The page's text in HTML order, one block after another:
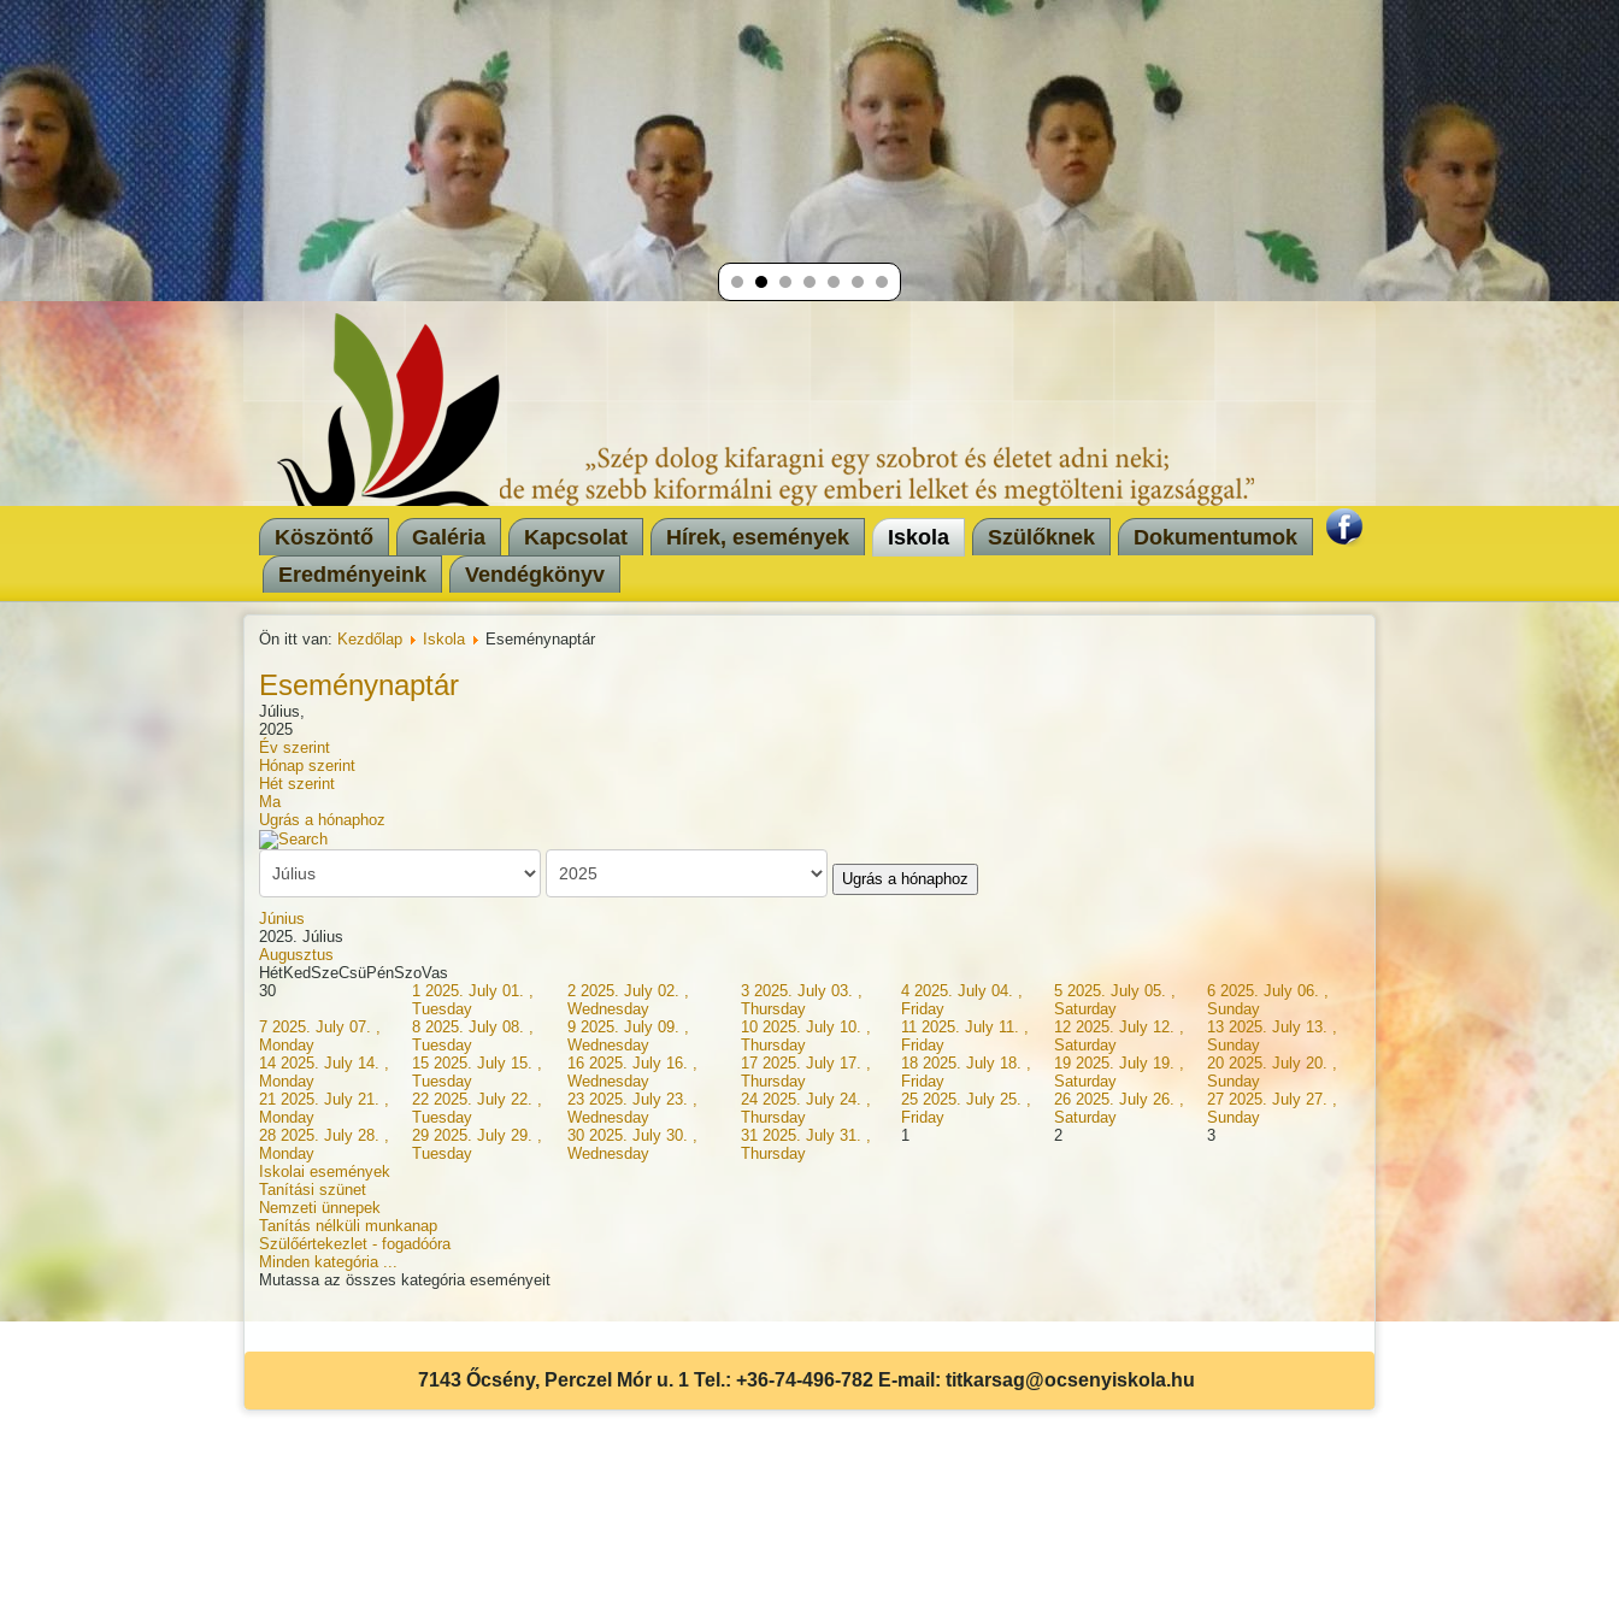
Köszöntő Galéria Kapcsolat Hírek, események Iskola Szülőknek
Dokumentumok
Eredményeink
Vendégkönyv
Ön itt van: Kezdőlap Iskola Eseménynaptár
Eseménynaptár
Július,
2025
Év szerint
Hónap szerint
Hét szerint
Ma
Ugrás a hónaphoz
Ugrás a hónaphoz
Június
2025. Július
Augusztus
HétKedSzeCsüPénSzoVas
30
1 2025. July 01. ,
Tuesday
2 2025. July 02. ,
Wednesday
3 2025. July 03. ,
Thursday
4 2025. July 04. ,
Friday
5 2025. July 05. ,
Saturday
6 2025. July 06. ,
Sunday
7 2025. July 07. ,
Monday
8 2025. July 08. ,
Tuesday
9 2025. July 09. ,
Wednesday
10 2025. July 10. ,
Thursday
11 2025. July 11. ,
Friday
12 2025. July 12. ,
Saturday
13 2025. July 13. ,
Sunday
14 2025. July 14. ,
Monday
15 2025. July 15. ,
Tuesday
16 2025. July 16. ,
Wednesday
17 2025. July 17. ,
Thursday
18 2025. July 18. ,
Friday
19 2025. July 19. ,
Saturday
20 2025. July 20. ,
Sunday
21 2025. July 21. ,
Monday
22 2025. July 22. ,
Tuesday
23 2025. July 23. ,
Wednesday
24 2025. July 24. ,
Thursday
25 2025. July 25. ,
Friday
26 2025. July 26. ,
Saturday
27 2025. July 27. ,
Sunday
28 2025. July 28. ,
Monday
29 2025. July 29. ,
Tuesday
30 2025. July 30. ,
Wednesday
31 2025. July 31. ,
Thursday
1 2
3
Iskolai események
Tanítási szünet
Nemzeti ünnepek
Tanítás nélküli munkanap
Szülőértekezlet - fogadóóra
Minden kategória ...
Mutassa az összes kategória eseményeit
7143 Őcsény, Perczel Mór u. 1 Tel.: +36-74-496-782 E-mail: titkarsag@ocsenyiskola.hu